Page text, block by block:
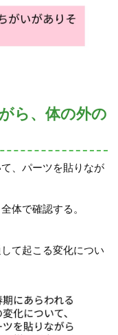
ら、体の外の
、パーツを貼りなが
体で確認する。
て起こる変化につい